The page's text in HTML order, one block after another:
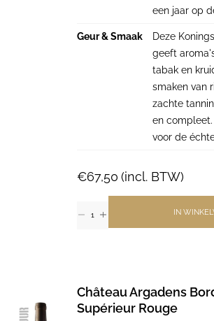
een jaar op
Geur & Smaak
Deze
geeft
tabak en
smaken van
zachte
en
voor de
€67,50 (incl. BTW)
IN
Château Argadens
Supérieur Rouge